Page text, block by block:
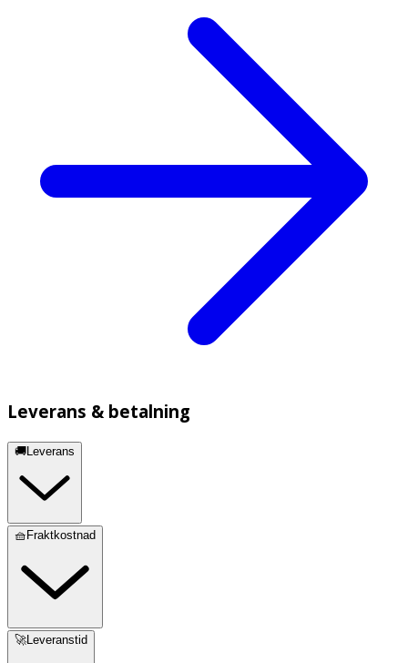
Leverans & betalning
🚚Leverans
🧺Fraktkostnad
🚀Leveranstid